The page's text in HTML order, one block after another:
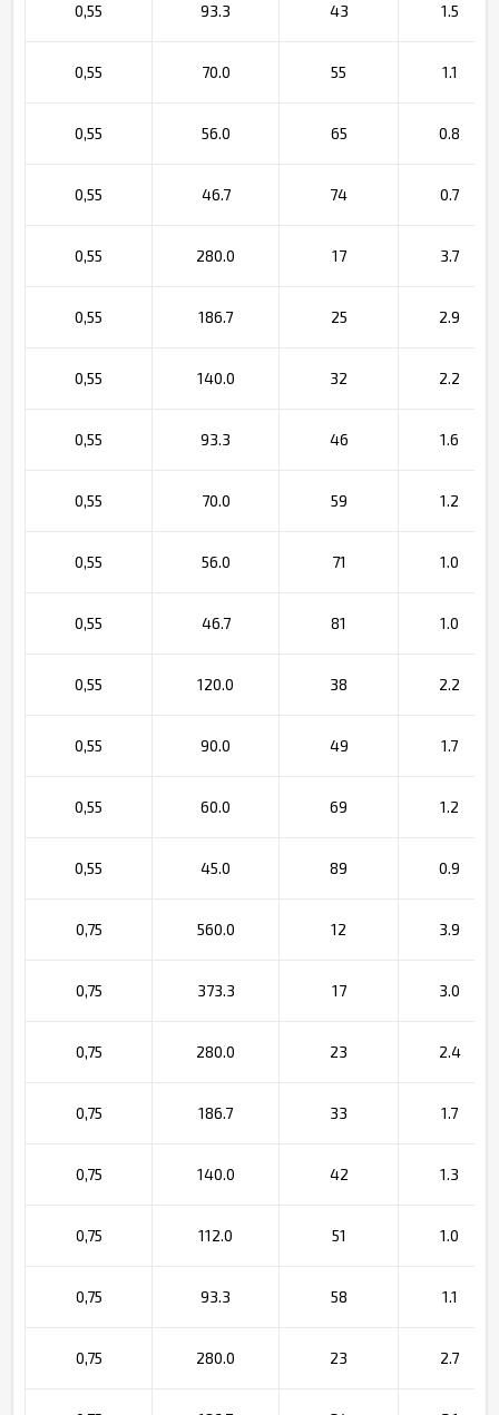
0,55 93.3 43 1.5
0,55 70.0 55 1.1
0,55 56.0 65 0.8
0,55 46.7 74 0.7
0,55 280.0 17 3.7
0,55 186.7 25 2.9
0,55 140.0 32 2.2
0,55 93.3 46 1.6
0,55 70.0 59 1.2
0,55 56.0 71 1.0
0,55 46.7 81 1.0
0,55 120.0 38 2.2
0,55 90.0 49 1.7
0,55 60.0 69 1.2
0,55 45.0 89 0.9
0,75 560.0 12 3.9
0,75 373.3 17 3.0
0,75 280.0 23 2.4
0,75 186.7 33 1.7
0,75 140.0 42 1.3
0,75 112.0 51 1.0
0,75 93.3 58 1.1
0,75 280.0 23 2.7